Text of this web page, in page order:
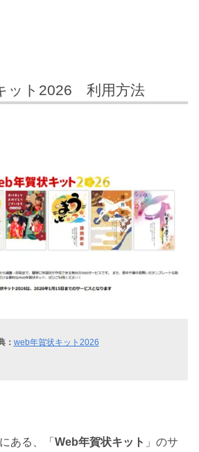
ット2026 利用方法
： web年賀状キット2026
ある、「 Web年賀状キット 」のサ